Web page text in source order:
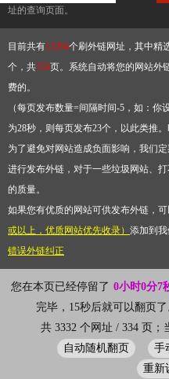
址的查询页面。
目前共有13264个刷外链网址，其中精
个，共334页。系统自动将您的网站外
费的。
（每页发布数量=间隔时间-5，如：
为28秒，则每页发布23个，以此类推
为了避免对网站造成负面影响，我们
进行发布外链，对于一些垃圾网站、
的质量。
如果您有优质的网站可供发布外链，可
或以上，优质网站优先收录） 添加到
错误外链纠正
您在本页已经停留了 0小时0分7
完毕，15秒后就可以翻页了
共 3332 个网址 / 334 页；
自动随机翻页
手
重新